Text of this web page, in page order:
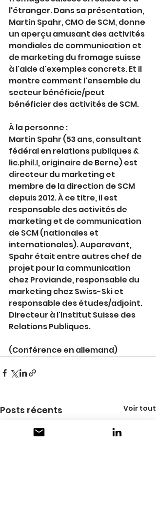
l'étranger. Dans sa présentation,
Martin Spahr, CMO de SCM, donne
un aperçu amusant des activités
mondiales de communication et
de marketing du fromage suisse
à l'aide d'exemples concrets. Et il
montre comment l'ensemble du
secteur bénéficie/peut
bénéficier des activités de SCM.
À la personne :
Martin Spahr (53 ans, consultant
fédéral en relations publiques &
lic.phil.I, originaire de Berne) est
directeur du marketing et
membre de la direction de SCM
depuis 2012. À ce titre, il est
responsable des activités de
marketing et de communication
de SCM (nationales et
internationales). Auparavant,
Spahr était entre autres chef de
projet pour la communication
chez Proviande, responsable du
marketing chez Swiss-Ski et
responsable des études/adjoint.
Directeur à l'Institut Suisse des
Relations Publiques.
(Conférence en allemand)
Posts récents Voir tout